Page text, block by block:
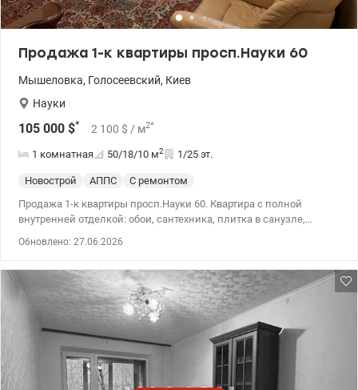
Продажа 1-к квартиры просп.Науки 60
Мышеловка, Голосеевский, Киев
Науки
105 000 $* 2 100 $ / м2*
1 комнатная 50/18/10 м2 1/25 эт.
Новострой АППС
С ремонтом
Продажа 1-к квартиры просп.Науки 60. Квартира с полной
внутренней отделкой: обои, сантехника, плитка в санузле,
двухкамерным стеклопакетом, балкон. В доме 3 лифта,
консьерж. Развитая инфраструктура недалеко расположена
школа, детсад, возле дома магазины спортивный зал,
Голосеевский Парк, остановка общественного транспорта.
Хорошая транспортная развязка – ближайшая станция метро
Демеевская. 044 200 10 80 valion.ua/1020104
Обновлено: 27.06.2026